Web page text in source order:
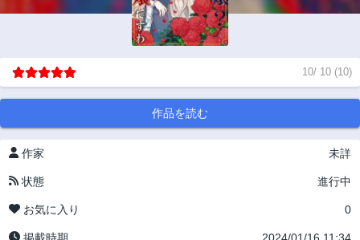
10/ 10 (10)
作品を読む
作家 未詳
状態 進行中
お気に入り 0